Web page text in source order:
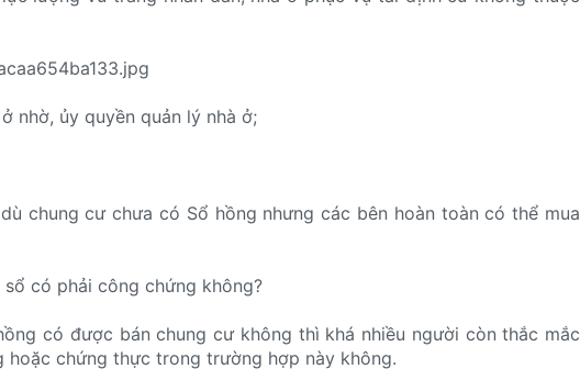
nhờ, ủy quyền quản lý nhà ở;
chung cư chưa có Sổ hồng nhưng các bên hoàn toàn có thể mua
có phải công chứng không?
có được bán chung cư không thì khá nhiều người còn thắc mắc
hoặc chứng thực trong trường hợp này không.